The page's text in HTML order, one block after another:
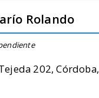
Rolando
202, Córdoba,